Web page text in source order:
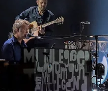
Burlesque Shows 2025/26
Konzert /Show Archiv 2024
Burlesque Shows 2023/24
Archiv Burlesque 2020/21/22
Konzerte /Show Archiv